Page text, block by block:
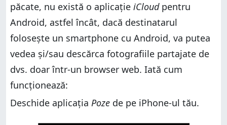
păcate, nu există o aplicație iCloud pentru
Android, astfel încât, dacă destinatarul
folosește un smartphone cu Android, va putea
vedea și/sau descărca fotografiile partajate de
dvs. doar într-un browser web. Iată cum
funcționează:
Deschide aplicația Poze de pe iPhone-ul tău.